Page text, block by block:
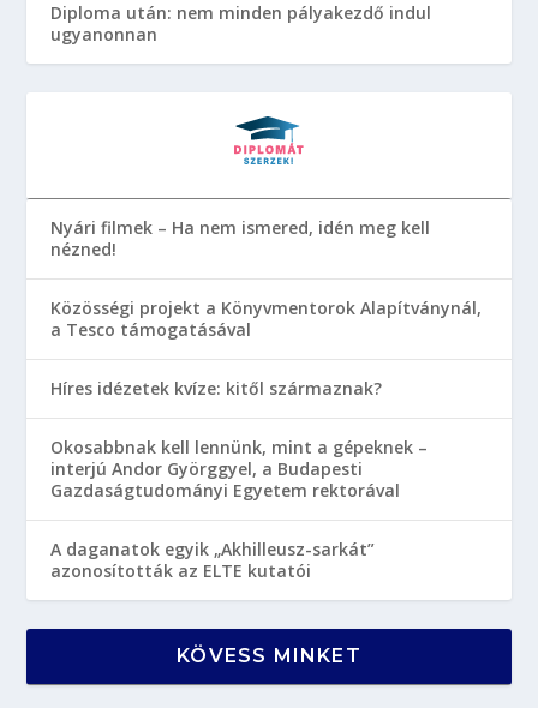
Diploma után: nem minden pályakezdő indul
ugyanonnan
Nyári filmek – Ha nem ismered, idén meg kell
nézned!
Közösségi projekt a Könyvmentorok Alapítványnál,
a Tesco támogatásával
Híres idézetek kvíze: kitől származnak?
Okosabbnak kell lennünk, mint a gépeknek –
interjú Andor Györggyel, a Budapesti
Gazdaságtudományi Egyetem rektorával
A daganatok egyik „Akhilleusz-sarkát”
azonosították az ELTE kutatói
KÖVESS MINKET